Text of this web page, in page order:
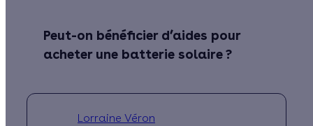
Peut-on bénéficier d’aides pour
acheter une batterie solaire ?
Lorraine Véron